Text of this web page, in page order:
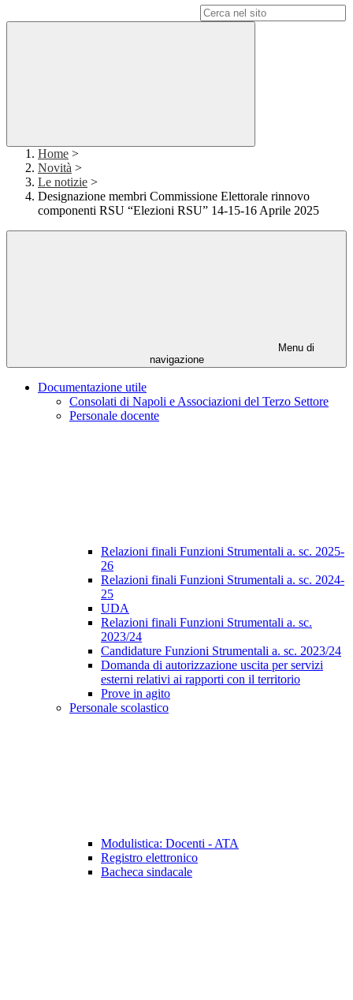
Home >
Novità >
Le notizie >
Designazione membri Commissione Elettorale rinnovo
componenti RSU “Elezioni RSU” 14-15-16 Aprile 2025
Menu di
navigazione
Documentazione utile
Consolati di Napoli e Associazioni del Terzo Settore
Personale docente
Relazioni finali Funzioni Strumentali a. sc. 2025-
26
Relazioni finali Funzioni Strumentali a. sc. 2024-
25
UDA
Relazioni finali Funzioni Strumentali a. sc.
2023/24
Candidature Funzioni Strumentali a. sc. 2023/24
Domanda di autorizzazione uscita per servizi
esterni relativi ai rapporti con il territorio
Prove in agito
Personale scolastico
Modulistica: Docenti - ATA
Registro elettronico
Bacheca sindacale